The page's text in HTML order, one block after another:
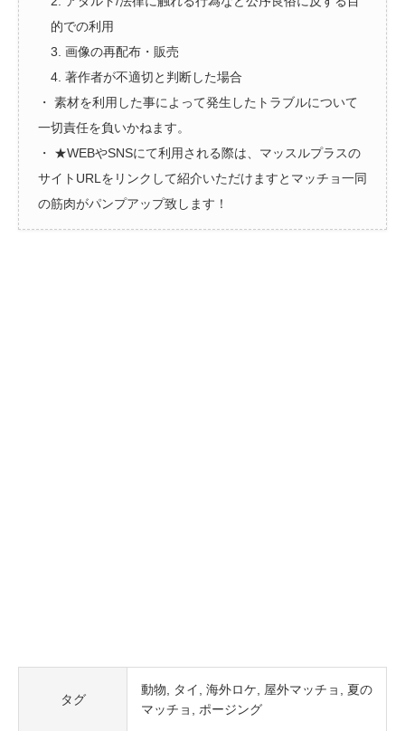
的での利用
3. 画像の再配布・販売
4. 著作者が不適切と判断した場合
・ 素材を利用した事によって発生したトラブルについて
一切責任を負いかねます。
・ ★WEBやSNSにて利用される際は、マッスルプラスの
サイトURLをリンクして紹介いただけますとマッチョ一同
の筋肉がパンプアップ致します！
タグ
動物 タイ 海外ロケ 屋外マッチョ
夏の
マッチョ
ポージング